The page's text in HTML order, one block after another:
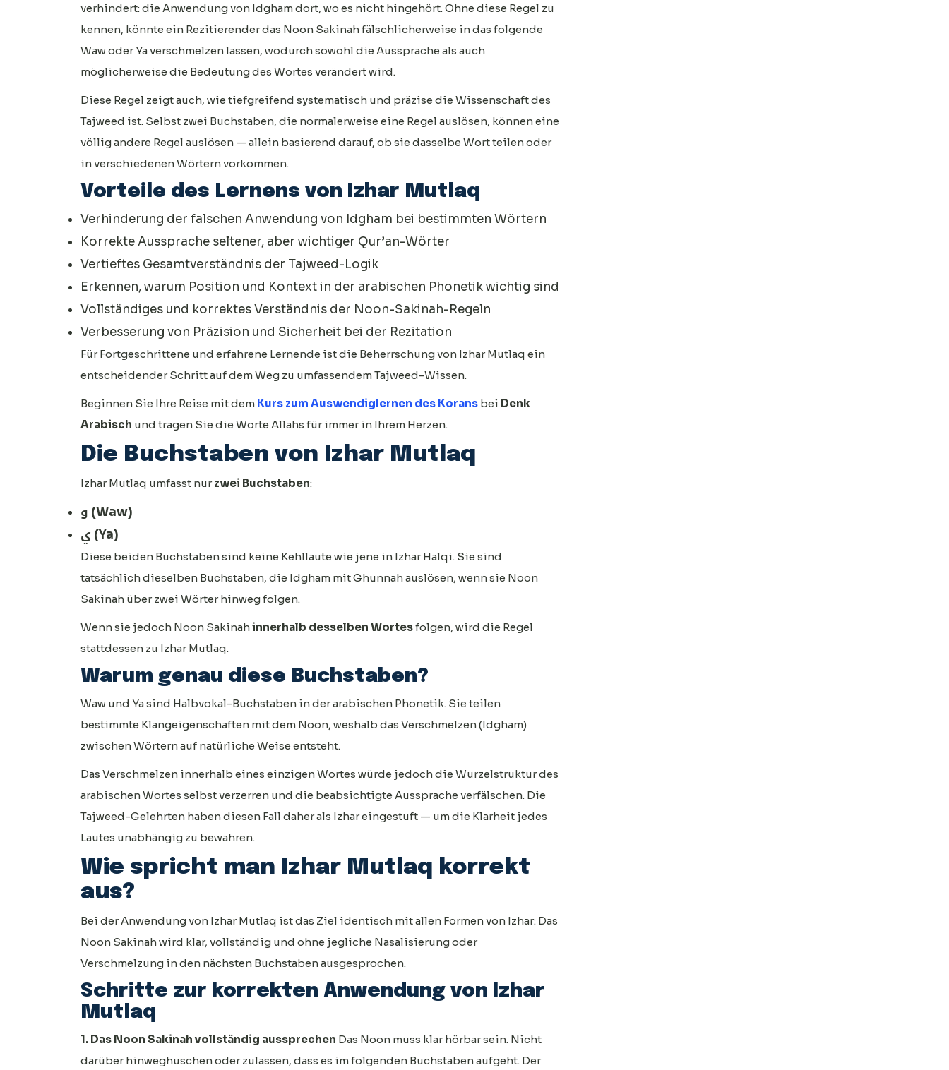
verhindert: die Anwendung von Idgham dort, wo es nicht hingehört. Ohne diese Regel zu
kennen, könnte ein Rezitierender das Noon Sakinah fälschlicherweise in das folgende
Waw oder Ya verschmelzen lassen, wodurch sowohl die Aussprache als auch
möglicherweise die Bedeutung des Wortes verändert wird.
Diese Regel zeigt auch, wie tiefgreifend systematisch und präzise die Wissenschaft des
Tajweed ist. Selbst zwei Buchstaben, die normalerweise eine Regel auslösen, können eine
völlig andere Regel auslösen — allein basierend darauf, ob sie dasselbe Wort teilen oder
in verschiedenen Wörtern vorkommen.
Vorteile des Lernens von Izhar Mutlaq
Verhinderung der falschen Anwendung von Idgham bei bestimmten Wörtern
Korrekte Aussprache seltener, aber wichtiger Qur’an-Wörter
Vertieftes Gesamtverständnis der Tajweed-Logik
Erkennen, warum Position und Kontext in der arabischen Phonetik wichtig sind
Vollständiges und korrektes Verständnis der Noon-Sakinah-Regeln
Verbesserung von Präzision und Sicherheit bei der Rezitation
Für Fortgeschrittene und erfahrene Lernende ist die Beherrschung von Izhar Mutlaq ein
entscheidender Schritt auf dem Weg zu umfassendem Tajweed-Wissen.
Beginnen Sie Ihre Reise mit dem Kurs zum Auswendiglernen des Korans bei Denk
Arabisch und tragen Sie die Worte Allahs für immer in Ihrem Herzen.
Die Buchstaben von Izhar Mutlaq
Izhar Mutlaq umfasst nurzwei Buchstaben:
و (Waw)
ي (Ya)
Diese beiden Buchstaben sind keine Kehllaute wie jene in Izhar Halqi. Sie sind
tatsächlich dieselben Buchstaben, die Idgham mit Ghunnah auslösen, wenn sie Noon
Sakinah über zwei Wörter hinweg folgen.
Wenn sie jedoch Noon Sakinahinnerhalb desselben Wortesfolgen, wird die Regel
stattdessen zu Izhar Mutlaq.
Warum genau diese Buchstaben?
Waw und Ya sind Halbvokal-Buchstaben in der arabischen Phonetik. Sie teilen
bestimmte Klangeigenschaften mit dem Noon, weshalb das Verschmelzen (Idgham)
zwischen Wörtern auf natürliche Weise entsteht.
Das Verschmelzen innerhalb eines einzigen Wortes würde jedoch die Wurzelstruktur des
arabischen Wortes selbst verzerren und die beabsichtigte Aussprache verfälschen. Die
Tajweed-Gelehrten haben diesen Fall daher als Izhar eingestuft — um die Klarheit jedes
Lautes unabhängig zu bewahren.
Wie spricht man Izhar Mutlaq korrekt
aus?
Bei der Anwendung von Izhar Mutlaq ist das Ziel identisch mit allen Formen von Izhar: Das
Noon Sakinah wird klar, vollständig und ohne jegliche Nasalisierung oder
Verschmelzung in den nächsten Buchstaben ausgesprochen.
Schritte zur korrekten Anwendung von Izhar
Mutlaq
1. Das Noon Sakinah vollständig aussprechen Das Noon muss klar hörbar sein. Nicht
darüber hinweghuschen oder zulassen, dass es im folgenden Buchstaben aufgeht. Der